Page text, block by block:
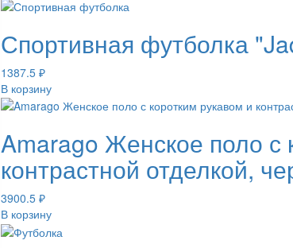
Спортивная футболка
1387.5 ₽
В корзину
Amarago Женское поло с
контрастной отделкой,
3900.5 ₽
В корзину